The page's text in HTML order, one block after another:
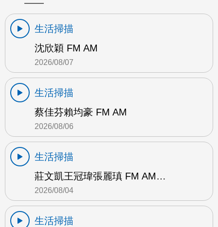
生活掃描
沈欣穎 FM AM
2026/08/07
生活掃描
蔡佳芬賴均豪 FM AM
2026/08/06
生活掃描
莊文凱王冠瑋張麗瑱 FM AM…
2026/08/04
生活掃描